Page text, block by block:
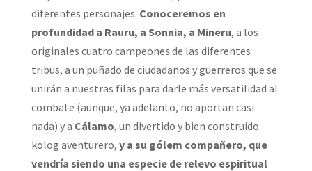
diferentes personajes. Conoceremos en
profundidad a Rauru, a Sonnia, a Mineru, a los
originales cuatro campeones de las diferentes
tribus, a un puñado de ciudadanos y guerreros que se
unirán a nuestras filas para darle más versatilidad al
combate (aunque, ya adelanto, no aportan casi
nada) y a Cálamo, un divertido y bien construido
kolog aventurero, y a su gólem compañero, que
vendría siendo una especie de relevo espiritual